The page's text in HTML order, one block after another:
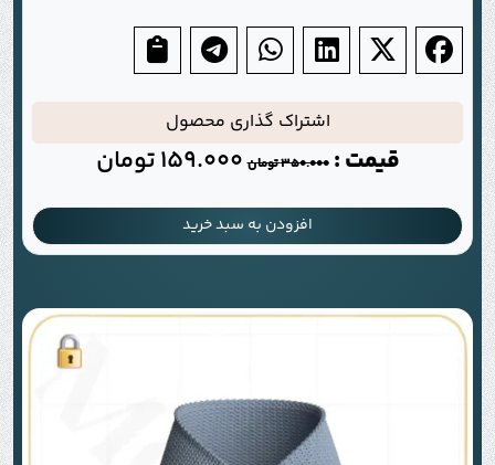
اشتراک گذاری محصول
قیمت :350.000تومان 159.000تومان
افزودن به سبد خرید